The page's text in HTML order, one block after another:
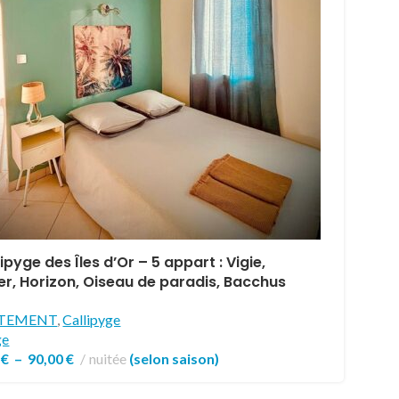
des Îles d’Or – 5 appart : Vigie,
Horizon, Oiseau de paradis, Bacchus
Callipyge
€ – 90,00€ nuitée (selon saison)